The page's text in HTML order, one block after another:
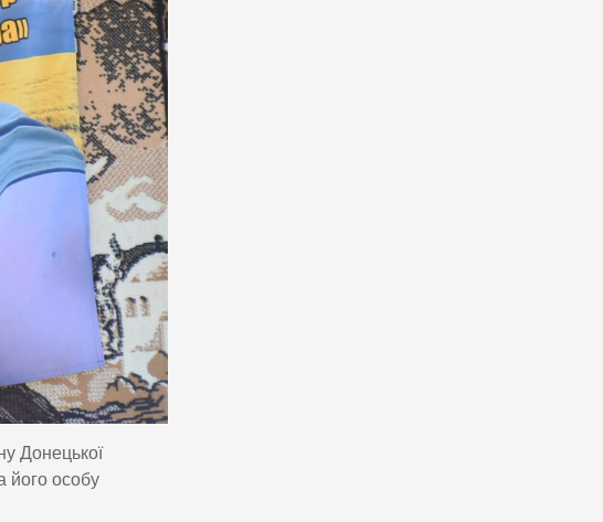
Донецької
його особу